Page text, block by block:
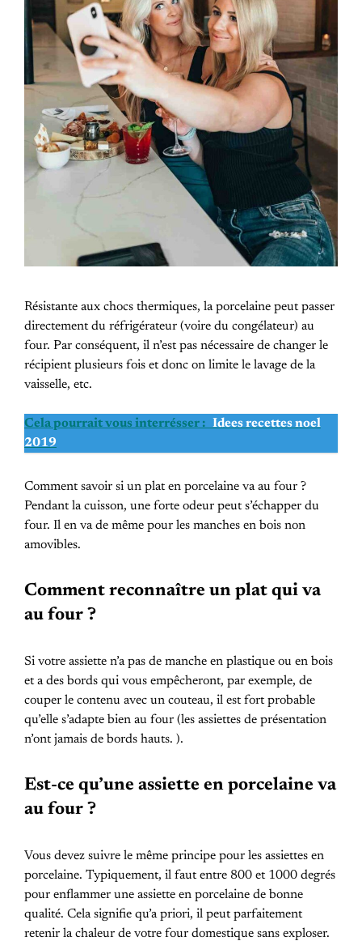
Résistante aux chocs thermiques, la porcelaine peut passer
directement du réfrigérateur (voire du congélateur) au
four. Par conséquent, il n’est pas nécessaire de changer le
récipient plusieurs fois et donc on limite le lavage de la
vaisselle, etc.
Cela pourrait vous interrésser : Idees recettes noel
2019
Comment savoir si un plat en porcelaine va au four ?
Pendant la cuisson, une forte odeur peut s’échapper du
four. Il en va de même pour les manches en bois non
amovibles.
Comment reconnaître un plat qui va
au four ?
Si votre assiette n’a pas de manche en plastique ou en bois
et a des bords qui vous empêcheront, par exemple, de
couper le contenu avec un couteau, il est fort probable
qu’elle s’adapte bien au four (les assiettes de présentation
n’ont jamais de bords hauts. ).
Est-ce qu’une assiette en porcelaine va
au four ?
Vous devez suivre le même principe pour les assiettes en
porcelaine. Typiquement, il faut entre 800 et 1000 degrés
pour enflammer une assiette en porcelaine de bonne
qualité. Cela signifie qu’a priori, il peut parfaitement
retenir la chaleur de votre four domestique sans exploser.